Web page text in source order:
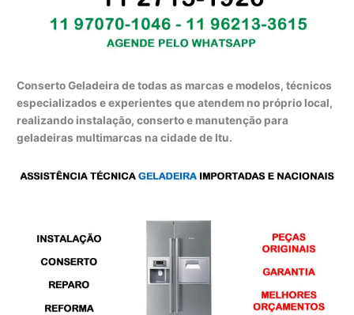
Conserto Geladeira de todas as marcas e modelos, técnicos
especializados e experientes que atendem no próprio local,
realizando instalação, conserto e manutenção para
geladeiras multimarcas na cidade de Itu.